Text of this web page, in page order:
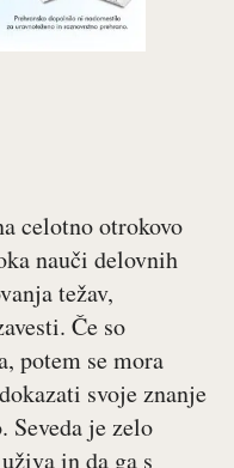
celotno otrokovo
nauči delovnih
težav,
Če so
potem se mora
svoje znanje
Seveda je zelo
in da ga s